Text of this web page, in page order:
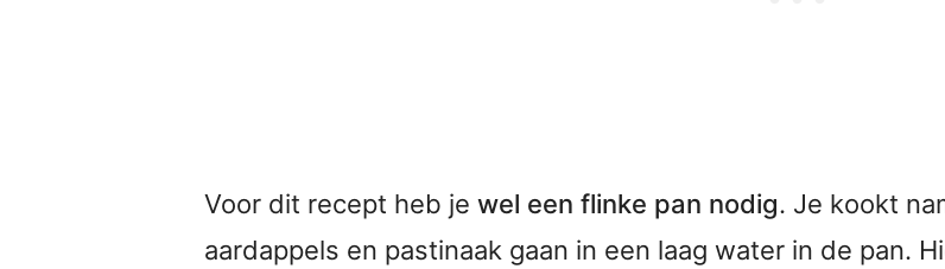
Voor dit recept heb je wel een flinke pan nodig. Je kookt
aardappels en pastinaak gaan in een laag water in de pan.